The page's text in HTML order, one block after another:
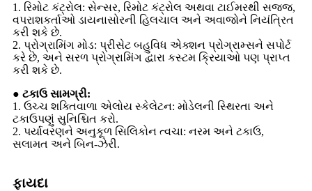
1. રિમોટ કંટ્રોલ: સેન્સર, રિમોટ કંટ્રોલ અથવા ટાઈમરથી સજ્જ,
વપરાશકર્તાઓ ડાયનાસોરની હિલચાલ અને અવાજોને નિયંત્રિત
કરી શકે છે.
2. પ્રોગ્રામિંગ મોડ: પ્રીસેટ બહુવિધ એક્શન પ્રોગ્રામ્સને સપોર્ટ
કરે છે, અને સરળ પ્રોગ્રામિંગ દ્વારા કસ્ટમ ક્રિયાઓ પણ પ્રાપ્ત
કરી શકે છે.
● ટકાઉ સામગ્રી:
1. ઉચ્ચ શક્તિવાળા એલોય સ્કેલેટન: મોડેલની સ્થિરતા અને
ટકાઉપણું સુનિશ્ચિત કરો.
2. પર્યાવરણને અનુકૂળ સિલિકોન ત્વચા: નરમ અને ટકાઉ,
સલામત અને બિન-ઝેરી.
ફાયદા